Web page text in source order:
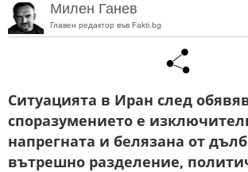
Милен Ганев
Главен редактор във Fakti.bg
Ситуацията в Иран след
споразумението е
напрегната и белязана от
вътрешно разделение,